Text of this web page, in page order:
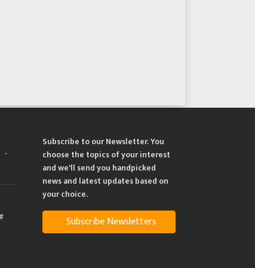
Subscribe to our Newsletter. You
choose the topics of your interest
and we'll send you handpicked
news and latest updates based on
your choice.
Subscribe Newsletters